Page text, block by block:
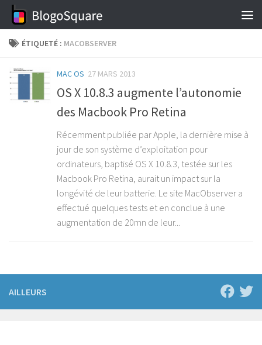
Skip to content
ÉTIQUETÉ : MACOBSERVER
MAC OS 27 MARS 2013
OS X 10.8.3 augmente l’autonomie
des Macbook Pro Retina
Récemment publiée par Apple, la dernière mise à
jour de son système d’exploitation pour
ordinateurs, baptisé OS X 10.8.3, testée sur les
Macbook Pro Retina, aurait un impact sur la
longévité de leur batterie. Le site MacObserver a
effectué quelques tests et en conclue à une
augmentation de 20mn de leur...
AILLEURS